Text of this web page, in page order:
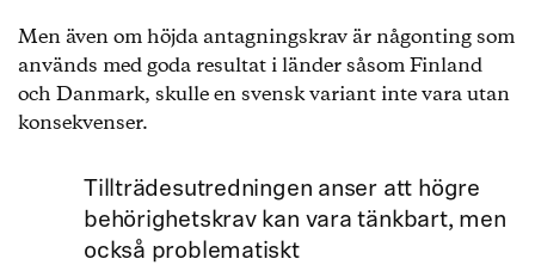
Men även om höjda antagningskrav är någonting som
används med goda resultat i länder såsom Finland
och Danmark, skulle en svensk variant inte vara utan
konsekvenser.
Tillträdesutredningen anser att högre
behörighetskrav kan vara tänkbart, men
också problematiskt